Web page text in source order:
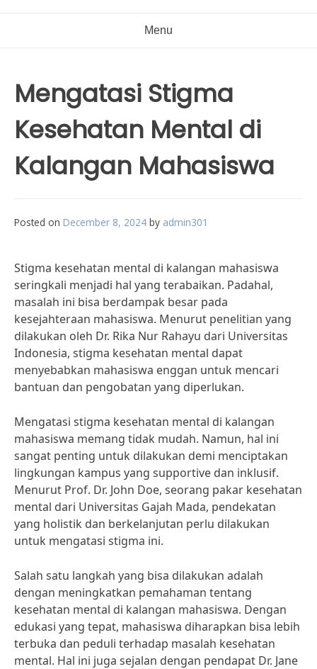
Menu
Mengatasi Stigma
Kesehatan Mental di
Kalangan Mahasiswa
Posted on December 8, 2024 by admin301
Stigma kesehatan mental di kalangan mahasiswa
seringkali menjadi hal yang terabaikan. Padahal,
masalah ini bisa berdampak besar pada
kesejahteraan mahasiswa. Menurut penelitian yang
dilakukan oleh Dr. Rika Nur Rahayu dari Universitas
Indonesia, stigma kesehatan mental dapat
menyebabkan mahasiswa enggan untuk mencari
bantuan dan pengobatan yang diperlukan.
Mengatasi stigma kesehatan mental di kalangan
mahasiswa memang tidak mudah. Namun, hal ini
sangat penting untuk dilakukan demi menciptakan
lingkungan kampus yang supportive dan inklusif.
Menurut Prof. Dr. John Doe, seorang pakar kesehatan
mental dari Universitas Gajah Mada, pendekatan
yang holistik dan berkelanjutan perlu dilakukan
untuk mengatasi stigma ini.
Salah satu langkah yang bisa dilakukan adalah
dengan meningkatkan pemahaman tentang
kesehatan mental di kalangan mahasiswa. Dengan
edukasi yang tepat, mahasiswa diharapkan bisa lebih
terbuka dan peduli terhadap masalah kesehatan
mental. Hal ini juga sejalan dengan pendapat Dr. Jane